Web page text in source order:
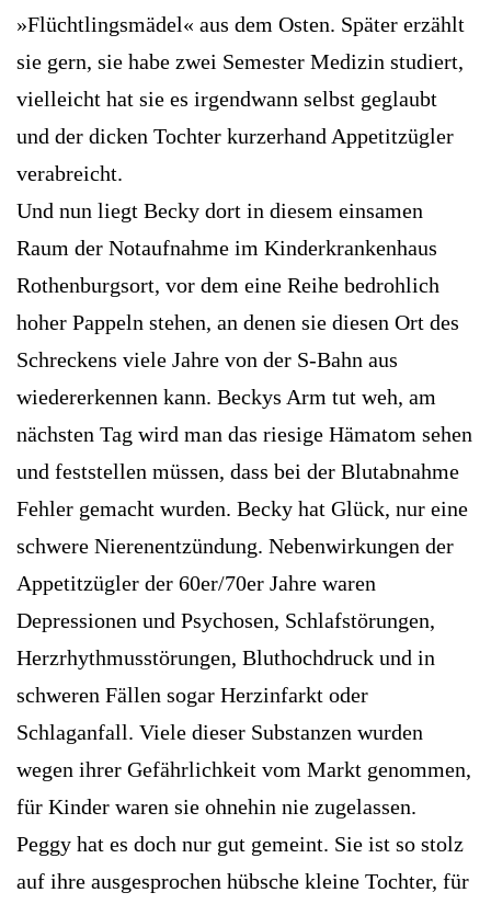
»Flüchtlingsmädel« aus dem Osten. Später erzählt
sie gern, sie habe zwei Semester Medizin studiert,
vielleicht hat sie es irgendwann selbst geglaubt
und der dicken Tochter kurzerhand Appetitzügler
verabreicht.
Und nun liegt Becky dort in diesem einsamen
Raum der Notaufnahme im Kinderkrankenhaus
Rothenburgsort, vor dem eine Reihe bedrohlich
hoher Pappeln stehen, an denen sie diesen Ort des
Schreckens viele Jahre von der S-Bahn aus
wiedererkennen kann. Beckys Arm tut weh, am
nächsten Tag wird man das riesige Hämatom sehen
und feststellen müssen, dass bei der Blutabnahme
Fehler gemacht wurden. Becky hat Glück, nur eine
schwere Nierenentzündung. Nebenwirkungen der
Appetitzügler der 60er/70er Jahre waren
Depressionen und Psychosen, Schlafstörungen,
Herzrhythmusstörungen, Bluthochdruck und in
schweren Fällen sogar Herzinfarkt oder
Schlaganfall. Viele dieser Substanzen wurden
wegen ihrer Gefährlichkeit vom Markt genommen,
für Kinder waren sie ohnehin nie zugelassen.
Peggy hat es doch nur gut gemeint. Sie ist so stolz
auf ihre ausgesprochen hübsche kleine Tochter, für